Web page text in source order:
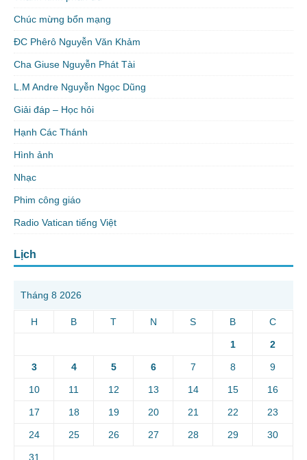
Chúc mừng bổn mạng
ĐC Phêrô Nguyễn Văn Khảm
Cha Giuse Nguyễn Phát Tài
L.M Andre Nguyễn Ngọc Dũng
Giải đáp – Học hỏi
Hạnh Các Thánh
Hình ảnh
Nhạc
Phim công giáo
Radio Vatican tiếng Việt
Lịch
Tháng 8 2026
H B T N S B C
1 2
3 4 5 6 7 8 9
10 11 12 13 14 15 16
17 18 19 20 21 22 23
24 25 26 27 28 29 30
31